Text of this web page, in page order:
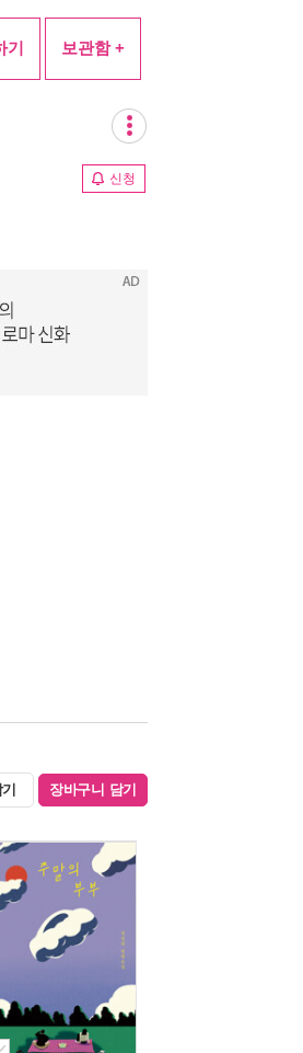
기 보관함 +
신청
장바구니 담기